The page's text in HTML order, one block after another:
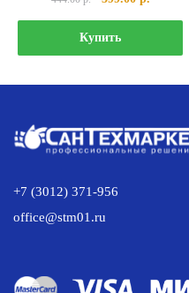
цена
составляла
444.00 р..
цена:
Купить
+7 (3012) 371-956
office@stm01.ru